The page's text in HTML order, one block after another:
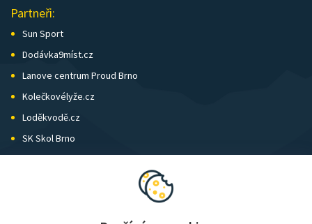
Partneři:
Sun Sport
Dodávka9míst.cz
Lanove centrum Proud Brno
Kolečkovélyže.cz
Loděkvodě.cz
SK Skol Brno
Biatlon Brno